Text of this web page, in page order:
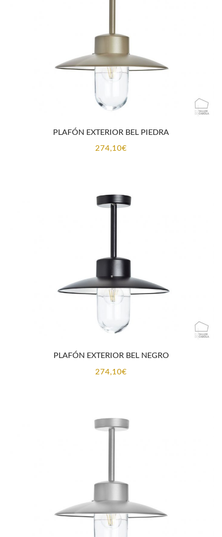
PLAFÓN EXTERIOR BEL PIEDRA
274,10€
PLAFÓN EXTERIOR BEL NEGRO
274,10€